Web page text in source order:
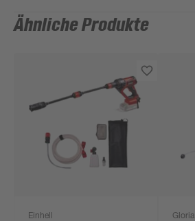
Ähnliche Produkte
Einhell Gloria